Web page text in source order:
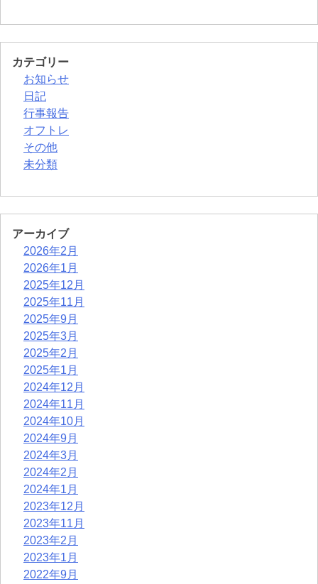
カテゴリー
お知らせ
日記
行事報告
オフトレ
その他
未分類
アーカイブ
2026年2月
2026年1月
2025年12月
2025年11月
2025年9月
2025年3月
2025年2月
2025年1月
2024年12月
2024年11月
2024年10月
2024年9月
2024年3月
2024年2月
2024年1月
2023年12月
2023年11月
2023年2月
2023年1月
2022年9月